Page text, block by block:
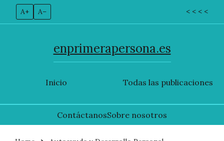
A+ A– < < < <
Inicio
enprimerapersona.es
Todas las publicaciones
ContáctanosSobre nosotros